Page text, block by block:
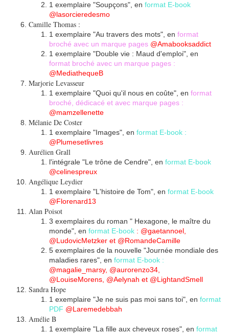
1 exemplaire "Soupçons", en format E-book
@lasorcieredesmo
Camille Thomas :
1 exemplaire "Au travers des mots", en format
broché avec un marque pages @Amabooksaddict
1 exemplaire "Double vie : Maud d'emploi", en
format broché avec un marque pages :
@MediathequeB
Marjorie Levasseur
1 exemplaire "Quoi qu'il nous en coûte", en format
broché, dédicacé et avec marque pages :
@mamzellenette
Mélanie De Coster
1 exemplaire "Images", en format E-book :
@Plumesetlivres
Aurélien Grall
l'intégrale "Le trône de Cendre", en format E-book
@celinespreux
Angélique Leydier
1 exemplaire "L'histoire de Tom", en format E-book
@Florenard13
Alan Poisot
3 exemplaires du roman " Hexagone, le maître du
monde", en format E-book : @gaetannoel,
@LudovicMetzker et @RomandeCamille
5 exemplaires de la nouvelle "Journée mondiale des
maladies rares", en format E-book :
@magalie_marsy, @aurorenzo34,
@LouiseMorens, @Aelynah et @LightandSmell
Sandra Hope
1 exemplaire "Je ne suis pas moi sans toi", en format
PDF @Laremedebbah
Amélie B
1 exemplaire "La fille aux cheveux roses", en format